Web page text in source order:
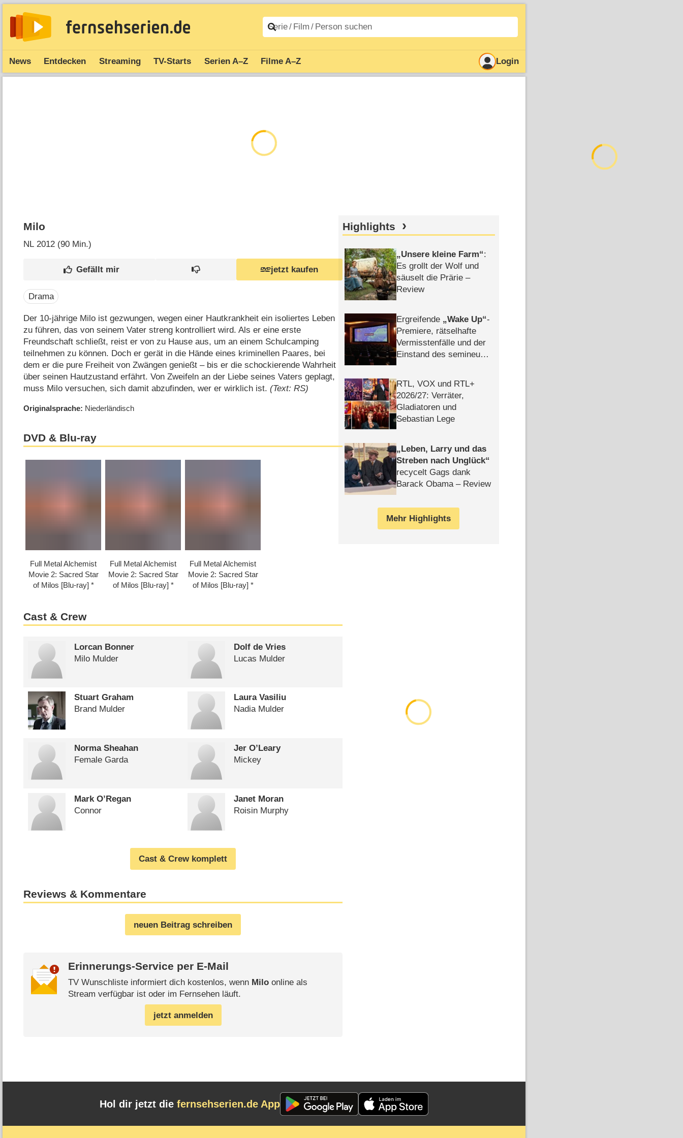
News Entdecken Streaming TV-Starts Serien A–Z Filme A–Z Login
Milo
NL 2012 (90 Min.)
jetzt kaufen
Drama
Der 10-jährige Milo ist gezwungen, wegen einer Hautkrankheit ein isoliertes Leben
zu führen, das von seinem Vater streng kontrolliert wird. Als er eine erste
Freundschaft schließt, reist er von zu Hause aus, um an einem Schulcamping
teilnehmen zu können. Doch er gerät in die Hände eines kriminellen Paares, bei
dem er die pure Freiheit von Zwängen genießt – bis er die schockierende Wahrheit
über seinen Hautzustand erfährt. Von Zweifeln an der Liebe seines Vaters geplagt,
muss Milo versuchen, sich damit abzufinden, wer er wirklich ist.(Text: RS)
Originalsprache Niederländisch
DVD & Blu-ray
Full Metal Alchemist
Movie 2: Sacred Star
of Milos [Blu-ray]
Full Metal Alchemist
Movie 2: Sacred Star
of Milos [Blu-ray]
Full Metal Alchemist
Movie 2: Sacred Star
of Milos [Blu-ray]
Cast & Crew
Lorcan Bonner
Milo Mulder
Dolf de Vries
Lucas Mulder
Stuart Graham
Brand Mulder
Laura Vasiliu
Nadia Mulder
Norma Sheahan
Female Garda
Jer O’Leary
Mickey
Mark O’Regan
Connor
Janet Moran
Roisin Murphy
Cast & Crew komplett
Reviews & Kommentare
neuen Beitrag schreiben
Erinnerungs-Service per E-Mail
TV Wunschliste informiert dich kostenlos, wenn Miloonline als
Stream verfügbar ist oder im Fernsehen läuft.
jetzt anmelden
Highlights
Unsere kleine Farm :
Es grollt der Wolf und
säuselt die Prärie –
Review
Ergreifende Wake Up -
Premiere, rätselhafte
Vermisstenfälle und der
Einstand des semineuen
RTL, VOX und RTL+
2026/​27: Verräter,
Gladiatoren und
Sebastian Lege
Leben, Larry und das
Streben nach Unglück
recycelt Gags dank
Barack Obama – Review
Mehr Highlights
Hol dir jetzt die fernsehserien.de App